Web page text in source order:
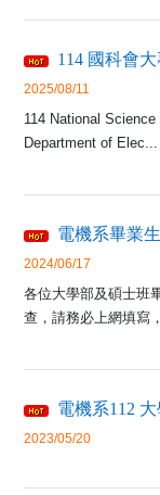
114 國科會大
2025/08/11
114 National
Department of Elec...
電機系畢業
2024/06/17
各位大學部及碩士班
查，請務必上網填寫
電機系112 大
2023/05/20